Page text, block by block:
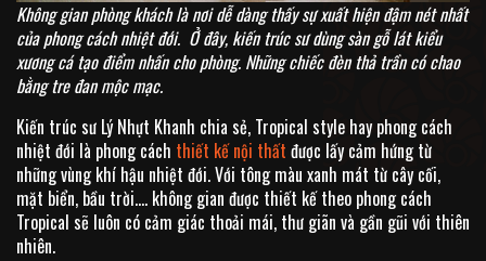
Không gian phòng khách là nơi dễ dàng thấy sự xuất hiện đậm nét nhất
của phong cách nhiệt đới. Ở đây, kiến trúc sư dùng sàn gỗ lát kiểu
xương cá tạo điểm nhấn cho phòng. Những chiếc đèn thả trần có chao
bằng tre đan mộc mạc.
Kiến trúc sư Lý Nhựt Khanh chia sẻ, Tropical style hay phong cách
nhiệt đới là phong cách thiết kế nội thất được lấy cảm hứng từ
những vùng khí hậu nhiệt đới. Với tông màu xanh mát từ cây cối,
mặt biển, bầu trời…. không gian được thiết kế theo phong cách
Tropical sẽ luôn có cảm giác thoải mái, thư giãn và gần gũi với thiên
nhiên.